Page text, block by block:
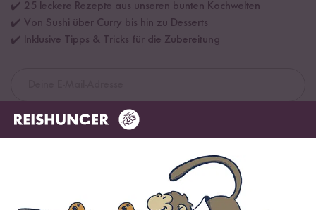
✔️ 25 leckere Rezepte aus unseren bunten Kochwelten
✔️ Von Sushi über Curry bis hin zu Desserts
✔️ Inklusive Tipps & Tricks für die Zubereitung
Jetzt sichern
*Das Digitale Rezeptbuch wird dir nach vollständiger Anmeldung zum Newsletter